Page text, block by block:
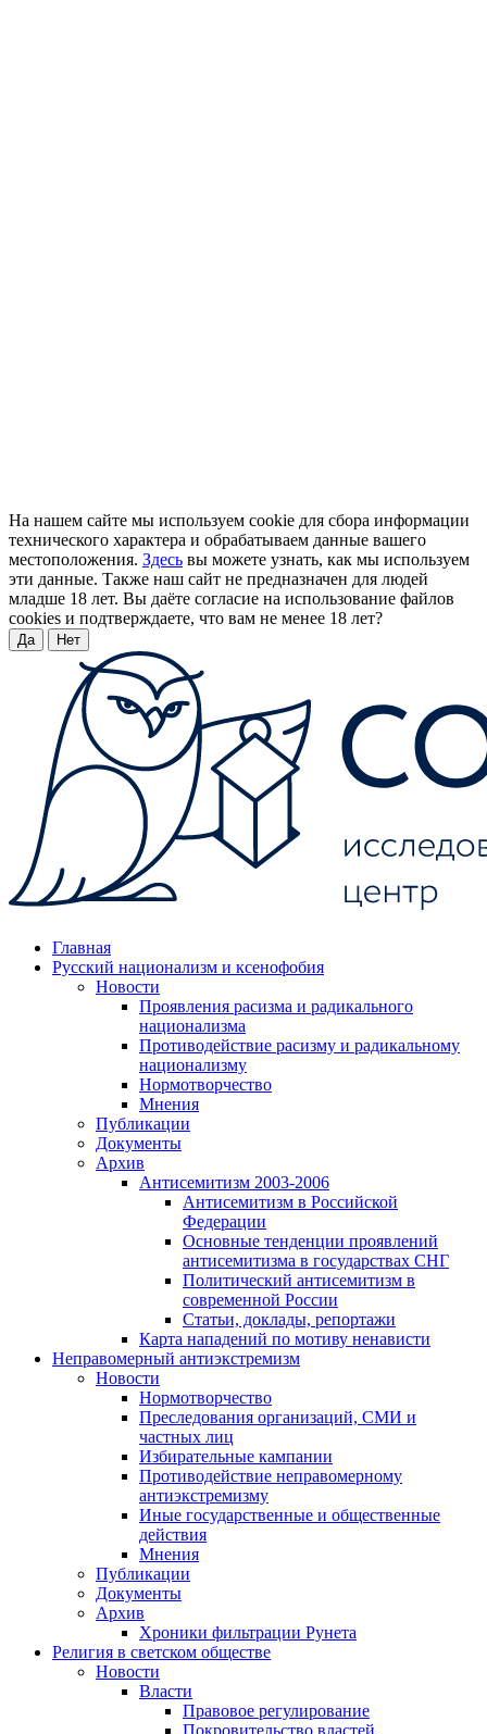
На нашем сайте мы используем cookie для сбора информации
технического характера и обрабатываем данные вашего
местоположения. Здесь вы можете узнать, как мы используем
эти данные. Также наш сайт не предназначен для людей
младше 18 лет. Вы даёте согласие на использование файлов
cookies и подтверждаете, что вам не менее 18 лет?
Да Нет
Главная
Русский национализм и ксенофобия
Новости
Проявления расизма и радикального
национализма
Противодействие расизму и радикальному
национализму
Нормотворчество
Мнения
Публикации
Документы
Архив
Антисемитизм 2003-2006
Антисемитизм в Российской
Федерации
Основные тенденции проявлений
антисемитизма в государствах СНГ
Политический антисемитизм в
современной России
Статьи, доклады, репортажи
Карта нападений по мотиву ненависти
Неправомерный антиэкстремизм
Новости
Нормотворчество
Преследования организаций, СМИ и
частных лиц
Избирательные кампании
Противодействие неправомерному
антиэкстремизму
Иные государственные и общественные
действия
Мнения
Публикации
Документы
Архив
Хроники фильтрации Рунета
Религия в светском обществе
Новости
Власти
Правовое регулирование